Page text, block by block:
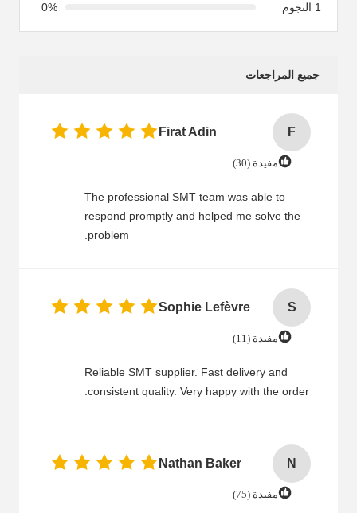
1 النجوم
0%
جميع المراجعات
F
Firat Adin
مفيدة (30)
The professional SMT team was able to
respond promptly and helped me solve the
problem.
S
Sophie Lefèvre
مفيدة (11)
Reliable SMT supplier. Fast delivery and
consistent quality. Very happy with the order.
N
Nathan Baker
مفيدة (75)